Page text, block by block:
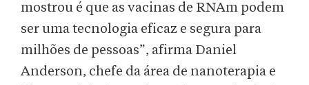
mostrou é que as vacinas de RNAm podem
ser uma tecnologia eficaz e segura para
milhões de pessoas”, afirma Daniel
Anderson, chefe da área de nanoterapia e